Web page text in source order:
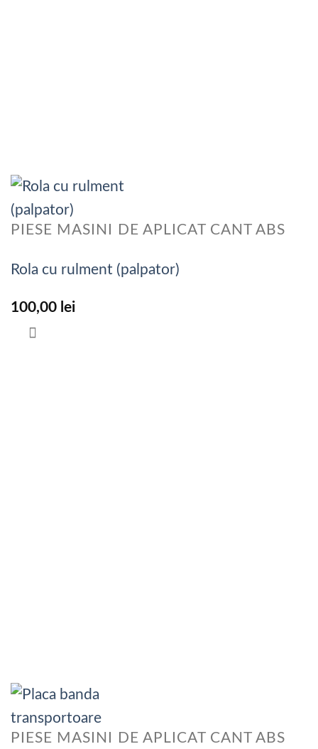
PIESE MASINI DE APLICAT CANT ABS
Rola cu rulment (palpator)
100,00 lei
PIESE MASINI DE APLICAT CANT ABS